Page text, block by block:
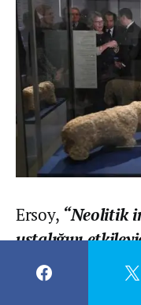
Ersoy, “Neolitik
ustalığını
benzersiz
günlük